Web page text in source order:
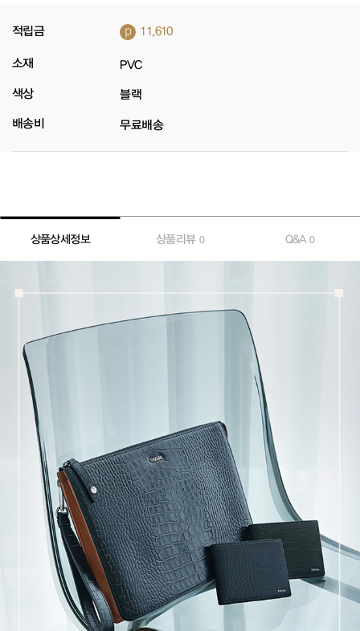
적립금 p 11,610
소재 PVC
색상 블랙
배송비 무료배송
상품상세정보 상품리뷰 0 Q&A0